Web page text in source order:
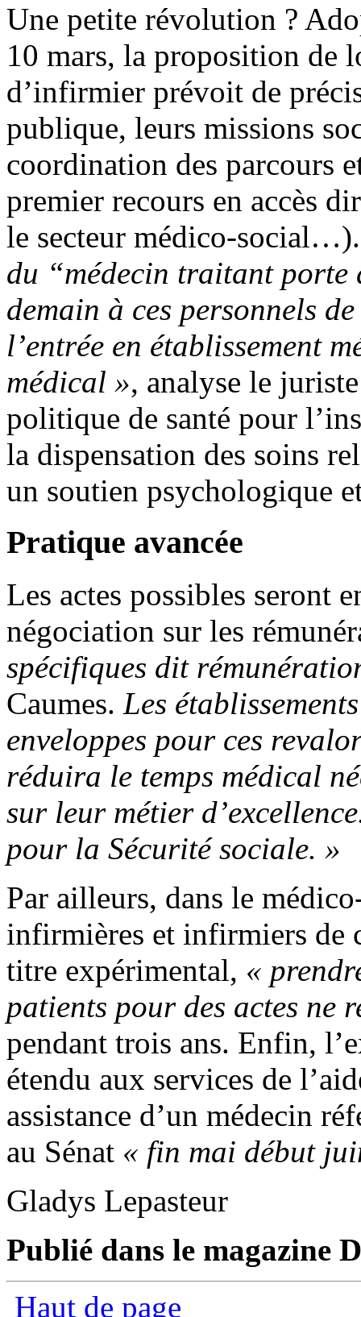
Une petite révolution ?
10 mars, la proposition de
d’infirmier prévoit de
publique, leurs missions
coordination des parcours
premier recours en accès
le secteur médico-
du “médecin traitant porte
demain à ces personnels
l’entrée en établissement
médical », analyse le
politique de santé pour
la dispensation des soins
un soutien psychologique
Pratique avancée
Les actes possibles seront
négociation sur les
spécifiques dit
Caumes. Les
enveloppes pour ces
réduira le temps médical
sur leur métier
pour la Sécurité sociale. »
Par ailleurs, dans le
infirmières et infirmiers de
titre expérimental, «
patients pour des actes ne
pendant trois ans. Enfin,
étendu aux services de
assistance d’un médecin
au Sénat « fin mai début
Gladys Lepasteur
Publié dans le magazine
Haut de page